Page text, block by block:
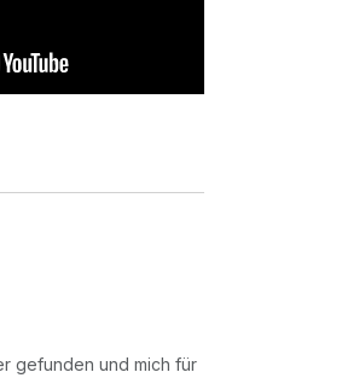
gefunden und mich für